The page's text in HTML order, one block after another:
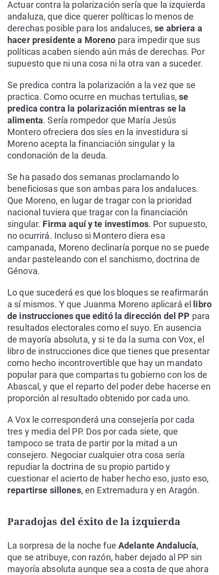
Actuar contra la polarización sería que la izquierda
andaluza, que dice querer políticas lo menos de
derechas posible para los andaluces, se abriera a
hacer presidente a Moreno para impedir que sus
políticas acaben siendo aún más de derechas. Por
supuesto que ni una cosa ni la otra van a suceder.
Se predica contra la polarización a la vez que se
practica. Como ocurre en muchas tertulias, se
predica contra la polarización mientras se la
alimenta. Sería rompedor que María Jesús
Montero ofreciera dos síes en la investidura si
Moreno acepta la financiación singular y la
condonación de la deuda.
Se ha pasado dos semanas proclamando lo
beneficiosas que son ambas para los andaluces.
Que Moreno, en lugar de tragar con la prioridad
nacional tuviera que tragar con la financiación
singular. Firma aquí y te investimos. Por supuesto,
no ocurrirá. Incluso si Montero diera esa
campanada, Moreno declinaría porque no se puede
andar pasteleando con el sanchismo, doctrina de
Génova.
Lo que sucederá es que los bloques se reafirmarán
a sí mismos. Y que Juanma Moreno aplicará el
libro
de instrucciones que editó la dirección del PP para
resultados electorales como el suyo. En ausencia
de mayoría absoluta, y si te da la suma con Vox, el
libro de instrucciones dice que tienes que presentar
como hecho incontrovertible que hay un mandato
popular para que compartas tu gobierno con los de
Abascal, y que el reparto del poder debe hacerse en
proporción al resultado obtenido por cada uno.
A Vox le corresponderá una consejería por cada
tres y media del PP. Dos por cada siete, que
tampoco se trata de partir por la mitad a un
consejero. Negociar cualquier otra cosa sería
repudiar la doctrina de su propio partido y
cuestionar el acierto de haber hecho eso, justo eso,
repartirse sillones, en Extremadura y en Aragón.
Paradojas del éxito de la izquierda
La sorpresa de la noche fue Adelante Andalucía,
que se atribuye, con razón, haber dejado al PP sin
mayoría absoluta aunque sea a costa de que ahora